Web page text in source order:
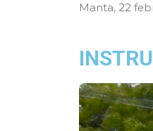
Manta, 22